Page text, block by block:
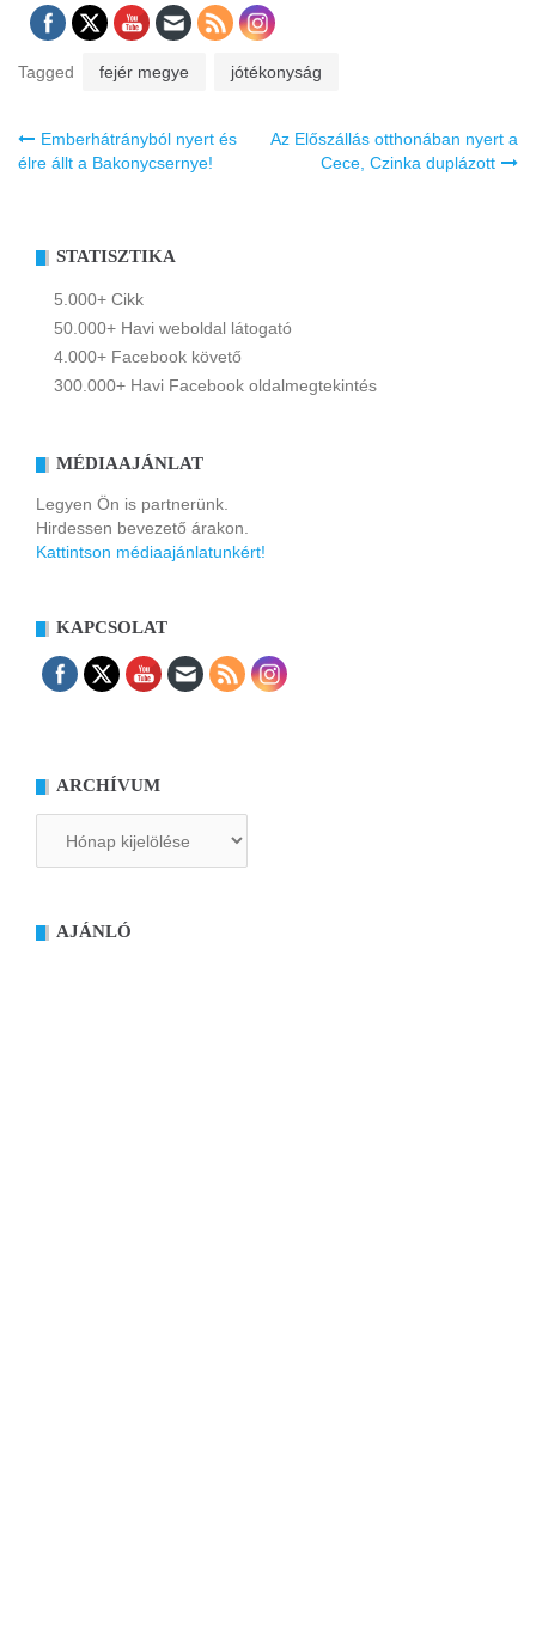
Tagged fejér megye jótékonyság
Bejegyzés
navigáció
Emberhátrányból nyert és
élre állt a Bakonycsernye!
Az Előszállás otthonában nyert a
Cece, Czinka duplázott
STATISZTIKA
5.000+ Cikk
50.000+ Havi weboldal látogató
4.000+ Facebook követő
300.000+ Havi Facebook oldalmegtekintés
MÉDIAAJÁNLAT
Legyen Ön is partnerünk.
Hirdessen bevezető árakon.
Kattintson médiaajánlatunkért!
KAPCSOLAT
ARCHÍVUM
AJÁNLÓ